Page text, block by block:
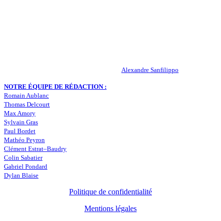
Alexandre Sanfilippo
NOTRE ÉQUIPE DE RÉDACTION :
Romain Aublanc
Thomas Delcourt
Max Amory
Sylvain Gras
Paul Bordet
Mathéo Peyron
Clément Estrat–Baudry
Colin Sabatier
Gabriel Pondard
Dylan Blaise
Politique de confidentialité
Mentions légales